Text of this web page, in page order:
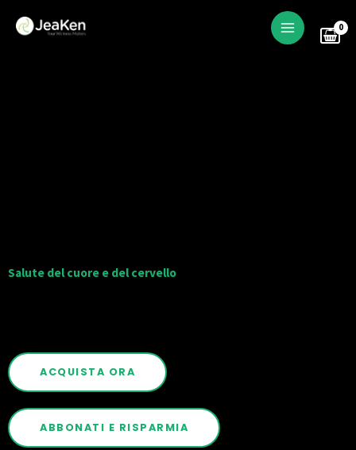
Salute del cuore e del cervello
ACQUISTA ORA
ABBONATI E RISPARMIA